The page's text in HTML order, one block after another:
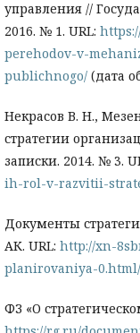
управления //
2016. № 1. URL:
perehodov-v-
publichnogo/ (дата
Некрасов В. Н.,
стратегии
записки. 2014. № 3.
ih-rol-v-razvitii-
Документы
АК. URL: http://xn-
planirovaniya-0.html/
ФЗ «О